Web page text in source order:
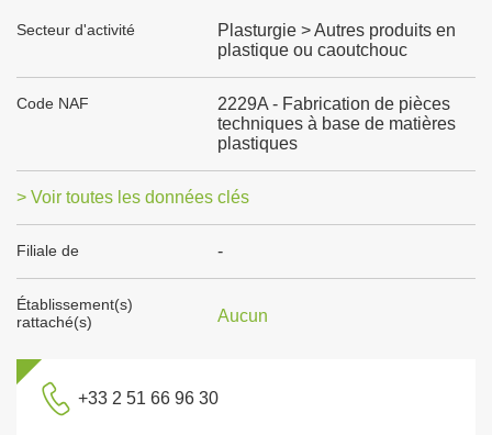
Secteur d'activité
Plasturgie > Autres produits en
plastique ou caoutchouc
Code NAF
2229A - Fabrication de pièces
techniques à base de matières
plastiques
> Voir toutes les données clés
Filiale de -
Établissement(s)
rattaché(s)
Aucun
+33 2 51 66 96 30